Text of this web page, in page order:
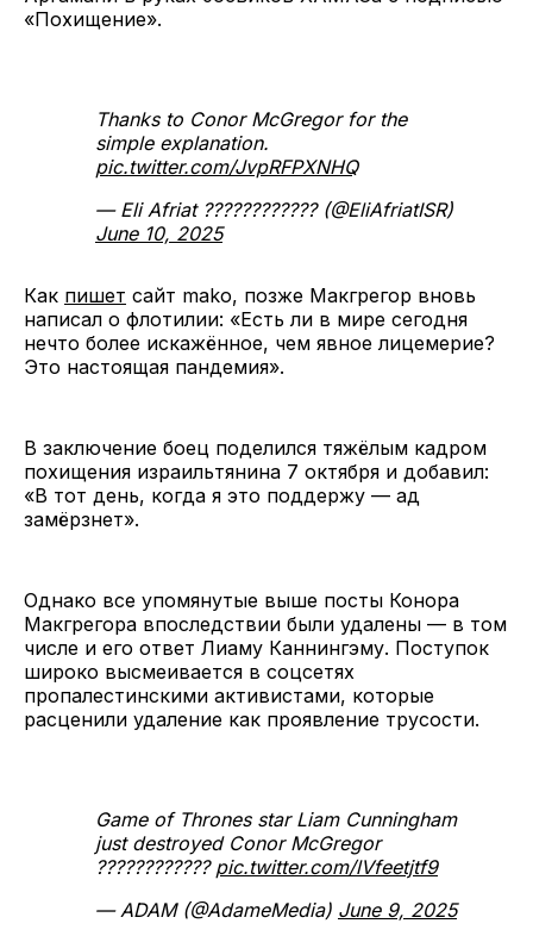
«Похищение».
Thanks to Conor McGregor for the
simple explanation.
pic.twitter.com/JvpRFPXNHQ
— Eli Afriat ???????????? (@EliAfriatISR)
June 10, 2025
Как пишет сайт mako, позже Макгрегор вновь
написал о флотилии: «Есть ли в мире сегодня
нечто более искажённое, чем явное лицемерие?
Это настоящая пандемия».
В заключение боец поделился тяжёлым кадром
похищения израильтянина 7 октября и добавил:
«В тот день, когда я это поддержу — ад
замёрзнет».
Однако все упомянутые выше посты Конора
Макгрегора впоследствии были удалены — в том
числе и его ответ Лиаму Каннингэму. Поступок
широко высмеивается в соцсетях
пропалестинскими активистами, которые
расценили удаление как проявление трусости.
Game of Thrones star Liam Cunningham
just destroyed Conor McGregor
???????????? pic.twitter.com/lVfeetjtf9
— ADAM (@AdameMedia) June 9, 2025